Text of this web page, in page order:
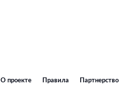
О проекте Правила Партнерство